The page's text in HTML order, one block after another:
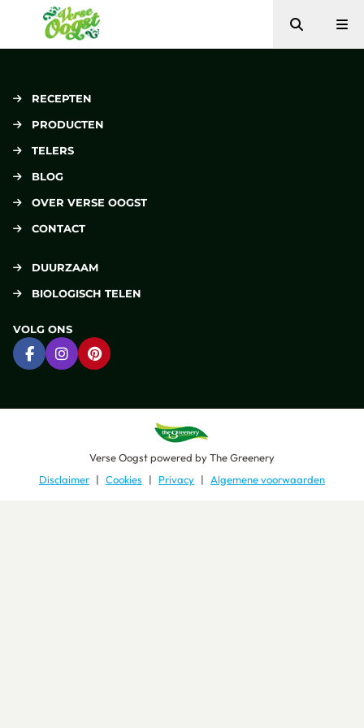
Verse Oogst
Zoeken
RECEPTEN
PRODUCTEN
TELERS
BLOG
OVER VERSE OOGST
CONTACT
DUURZAAM
BIOLOGISCH TELEN
VOLG ONS
Ga naar Facebook
Ga naar Instagram
Ga naar Pinterest
Verse Oogstpowered byThe Greenery
Disclaimer
Cookies Privacy Algemene voorwaarden